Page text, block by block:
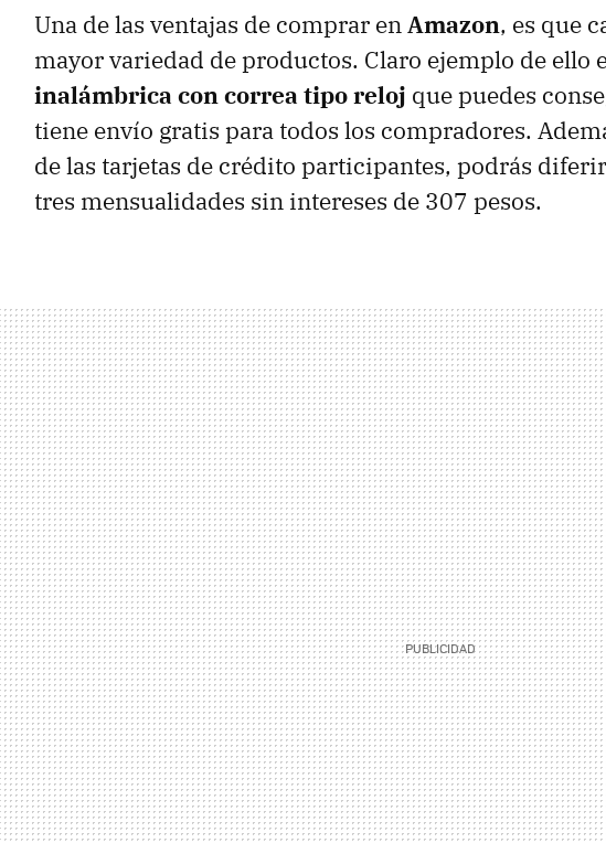
Una de las ventajas de comprar enAmazon, es que
mayor variedad de productos. Claro ejemplo de ello
inalámbrica con correa tipo reloj que puedes
tiene envío gratis para todos los compradores.
de las tarjetas de crédito participantes, podrás
tres mensualidades sin intereses de 307 pesos.